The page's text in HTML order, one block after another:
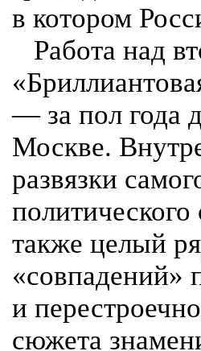
в котором
Работа над
— за пол года
Москве.
развязки
также целый
«совпадений»
и
сюжета